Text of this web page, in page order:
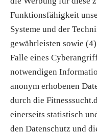
Funktionsfähigkeit
Systeme und der
gewährleisten sowie
Falle eines
notwendigen
anonym erhobenen
durch die
einerseits statistisch
den Datenschutz und